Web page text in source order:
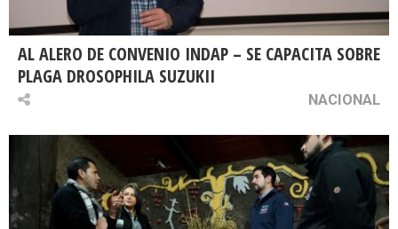
AL ALERO DE CONVENIO INDAP – SE CAPACITA SOBRE
PLAGA DROSOPHILA SUZUKII
NACIONAL